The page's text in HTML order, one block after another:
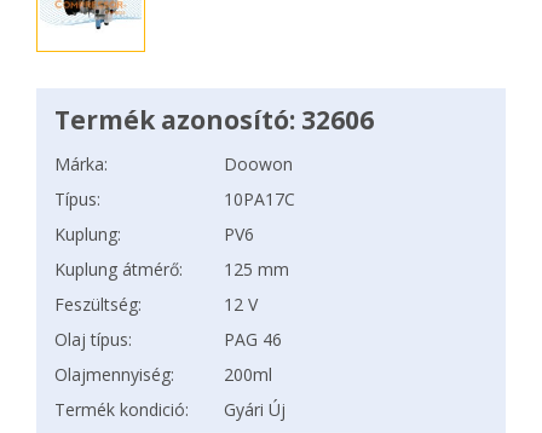
Termék azonosító: 32606
Márka:
Doowon
Típus:
10PA17C
Kuplung:
PV6
Kuplung átmérő:
125 mm
Feszültség:
12 V
Olaj típus:
PAG 46
Olajmennyiség:
200ml
Termék kondició:
Gyári Új